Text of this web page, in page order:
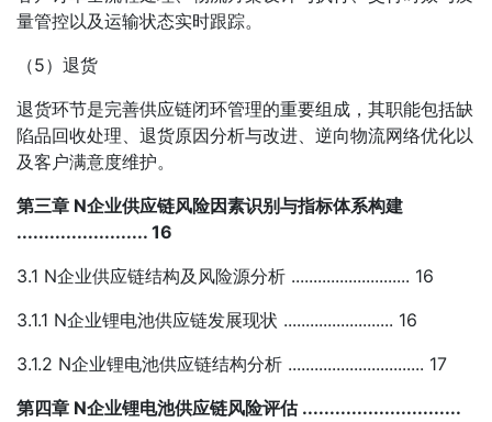
量管控以及运输状态实时跟踪。
（5）退货
退货环节是完善供应链闭环管理的重要组成，其职能包括缺
陷品回收处理、退货原因分析与改进、逆向物流网络优化以
及客户满意度维护。
第三章 N企业供应链风险因素识别与指标体系构建
........................ 16
3.1 N企业供应链结构及风险源分析 ........................... 16
3.1.1 N企业锂电池供应链发展现状 ......................... 16
3.1.2 N企业锂电池供应链结构分析 ............................... 17
第四章 N企业锂电池供应链风险评估 .............................